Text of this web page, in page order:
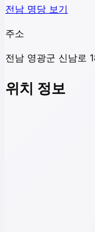
전남 명당 보기
주소
전남 영광군 신남로
위치 정보